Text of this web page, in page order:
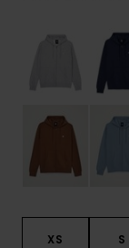
XS S